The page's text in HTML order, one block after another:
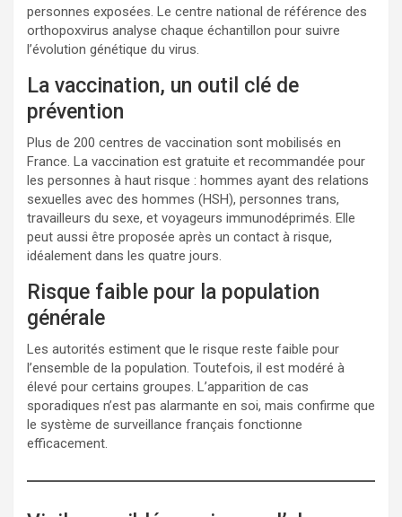
personnes exposées. Le centre national de référence des
orthopoxvirus analyse chaque échantillon pour suivre
l’évolution génétique du virus.
La vaccination, un outil clé de
prévention
Plus de 200 centres de vaccination sont mobilisés en
France. La vaccination est gratuite et recommandée pour
les personnes à haut risque : hommes ayant des relations
sexuelles avec des hommes (HSH), personnes trans,
travailleurs du sexe, et voyageurs immunodéprimés. Elle
peut aussi être proposée après un contact à risque,
idéalement dans les quatre jours.
Risque faible pour la population
générale
Les autorités estiment que le risque reste faible pour
l’ensemble de la population. Toutefois, il est modéré à
élevé pour certains groupes. L’apparition de cas
sporadiques n’est pas alarmante en soi, mais confirme que
le système de surveillance français fonctionne
efficacement.